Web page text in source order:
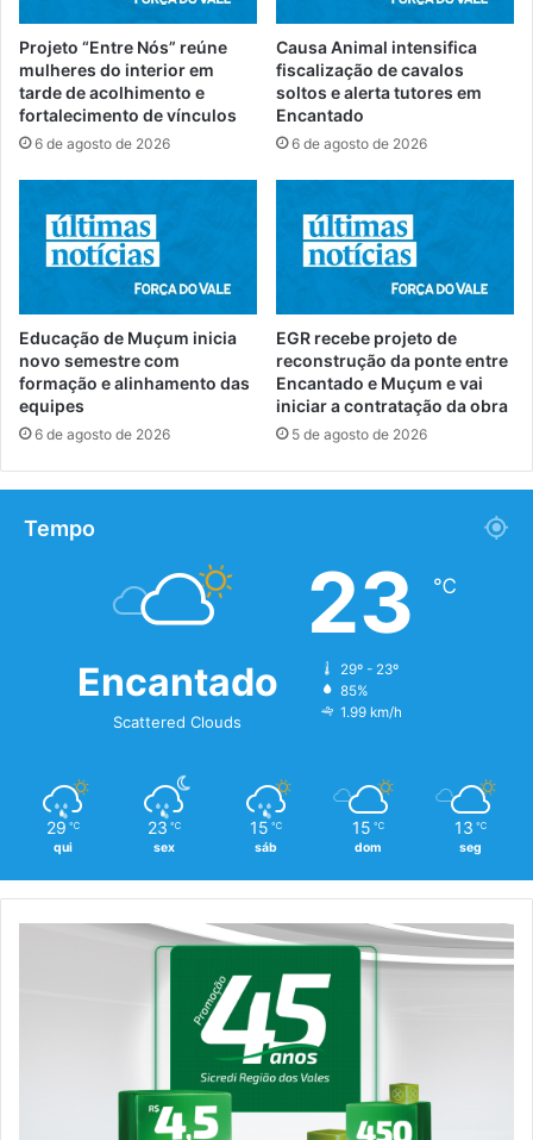
Projeto “Entre Nós” reúne
mulheres do interior em
tarde de acolhimento e
fortalecimento de vínculos
6 de agosto de 2026
Causa Animal intensifica
fiscalização de cavalos
soltos e alerta tutores em
Encantado
6 de agosto de 2026
Educação de Muçum inicia
novo semestre com
formação e alinhamento das
equipes
6 de agosto de 2026
EGR recebe projeto de
reconstrução da ponte entre
Encantado e Muçum e vai
iniciar a contratação da obra
5 de agosto de 2026
Tempo
Encantado
Scattered Clouds
23 ℃
29º - 23º
85%
1.99 km/h
29 ℃
qui
23 ℃
sex
15 ℃
sáb
15 ℃
dom
13 ℃
seg